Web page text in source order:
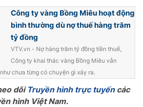
Infographic
Shorts video
VTV Thể thao
Bất động sản
Công ty vàng Bồng Miêu hoạt động
bình thường dù nợ thuế hàng trăm
tỷ đồng
VTV.vn - Nợ hàng trăm tỷ đồng tiền thuế,
Công ty khai thác vàng Bồng Miêu vẫn
chưa từng có chuyện gì xảy ra.
dõi Truyền hình trực tuyếncác
hình Việt Nam.